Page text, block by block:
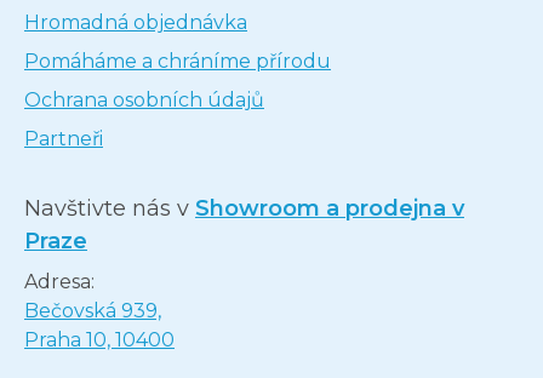
Hromadná objednávka
Pomáháme a chráníme přírodu
Ochrana osobních údajů
Partneři
Navštivte nás v Showroom a prodejna v
Praze
Adresa:
Bečovská 939,
Praha 10, 10400